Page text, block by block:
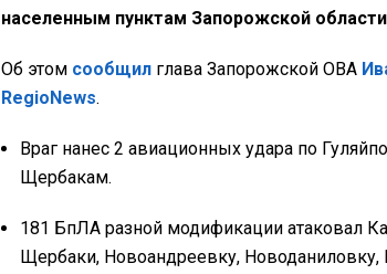
населенным пунктам Запорожской области
Об этом сообщил глава Запорожской ОВА
RegioNews.
Враг нанес 2 авиационных удара по
Щербакам.
181 БпЛА разной модификации атаковал
Щербаки, Новоандреевку,